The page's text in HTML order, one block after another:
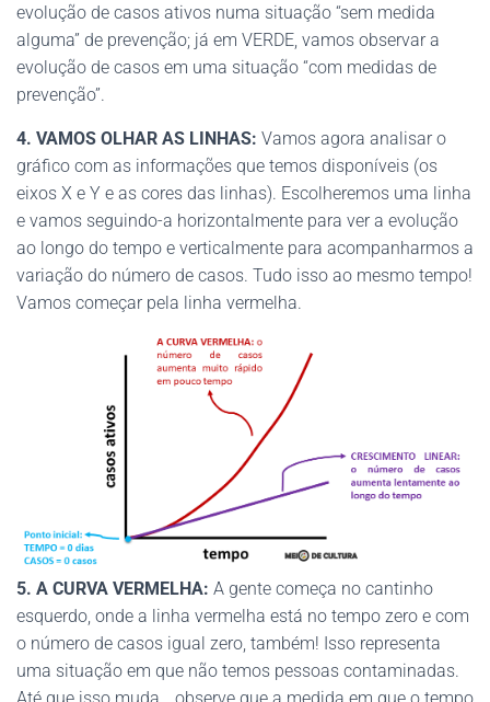
evolução de casos ativos numa situação “sem medida
alguma” de prevenção; já em VERDE, vamos observar a
evolução de casos em uma situação “com medidas de
prevenção”.
4. VAMOS OLHAR AS LINHAS: Vamos agora analisar o
gráfico com as informações que temos disponíveis (os
eixos X e Y e as cores das linhas). Escolheremos uma linha
e vamos seguindo-a horizontalmente para ver a evolução
ao longo do tempo e verticalmente para acompanharmos a
variação do número de casos. Tudo isso ao mesmo tempo!
Vamos começar pela linha vermelha.
5. A CURVA VERMELHA: A gente começa no cantinho
esquerdo, onde a linha vermelha está no tempo zero e com
o número de casos igual zero, também! Isso representa
uma situação em que não temos pessoas contaminadas.